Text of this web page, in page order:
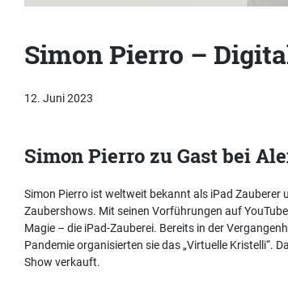
Simon Pierro –
12. Juni 2023
Simon Pierro zu Gast bei
Simon Pierro ist weltweit bekannt als iPad
Zaubershows. Mit seinen Vorführungen auf
Magie – die iPad-Zauberei. Bereits in der
Pandemie organisierten sie das „Virtuelle Kristelli“.
Show verkauft.